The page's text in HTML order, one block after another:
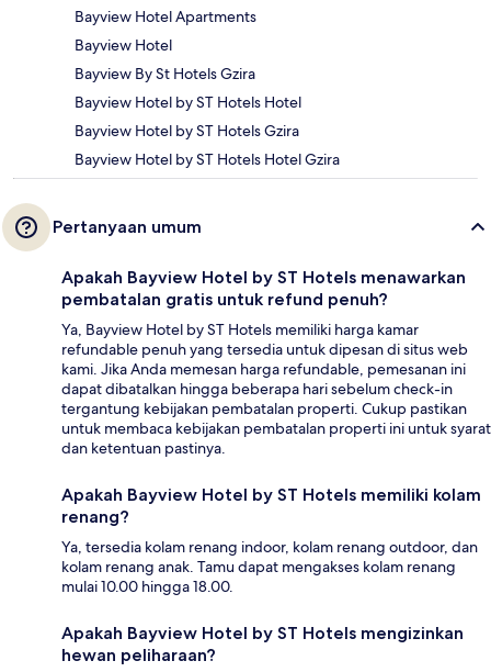
Bayview Hotel Apartments
Bayview Hotel
Bayview By St Hotels Gzira
Bayview Hotel by ST Hotels Hotel
Bayview Hotel by ST Hotels Gzira
Bayview Hotel by ST Hotels Hotel Gzira
Pertanyaan umum
Apakah Bayview Hotel by ST Hotels menawarkan
pembatalan gratis untuk refund penuh?
Ya, Bayview Hotel by ST Hotels memiliki harga kamar
refundable penuh yang tersedia untuk dipesan di situs web
kami. Jika Anda memesan harga refundable, pemesanan ini
dapat dibatalkan hingga beberapa hari sebelum check-in
tergantung kebijakan pembatalan properti. Cukup pastikan
untuk membaca kebijakan pembatalan properti ini untuk syarat
dan ketentuan pastinya.
Apakah Bayview Hotel by ST Hotels memiliki kolam
renang?
Ya, tersedia kolam renang indoor, kolam renang outdoor, dan
kolam renang anak. Tamu dapat mengakses kolam renang
mulai 10.00 hingga 18.00.
Apakah Bayview Hotel by ST Hotels mengizinkan
hewan peliharaan?